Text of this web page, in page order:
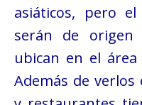
asiáticos, pero
serán de origen
ubican en el área
Además de verlos